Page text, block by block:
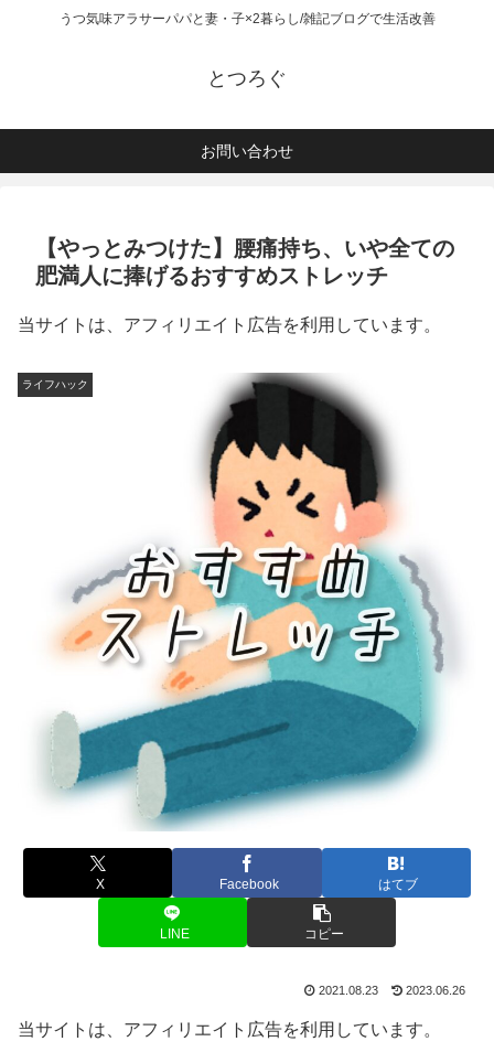
うつ気味アラサーパパと妻・子×2暮らし/雑記ブログで生活改善
とつろぐ
お問い合わせ
【やっとみつけた】腰痛持ち、いや全ての
肥満人に捧げるおすすめストレッチ
当サイトは、アフィリエイト広告を利用しています。
ライフハック
X Facebook はてブ
LINE コピー
2021.08.23 2023.06.26
当サイトは、アフィリエイト広告を利用しています。